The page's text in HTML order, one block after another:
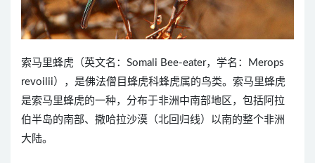
索马里蜂虎（英文名：Somali Bee-eater，学名：Merops
revoilii），是佛法僧目蜂虎科蜂虎属的鸟类。索马里蜂虎
是索马里蜂虎的一种，分布于非洲中南部地区，包括阿拉
伯半岛的南部、撒哈拉沙漠（北回归线）以南的整个非洲
大陆。